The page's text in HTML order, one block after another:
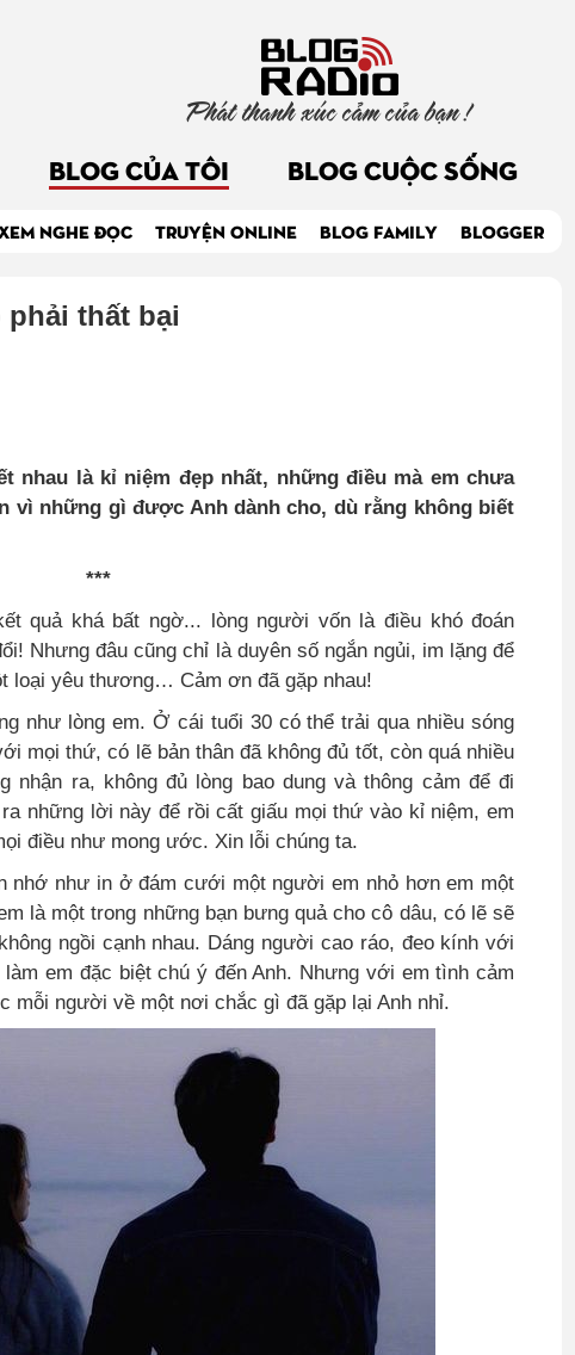
Phát thanh xúc cảm của bạn !
BLOG CỦA TÔI BLOG CUỘC SỐNG
XEM NGHE ĐỌC TRUYỆN ONLINE BLOG FAMILY BLOGGER
thất bại
nhau là kỉ niệm đẹp nhất, những điều mà em chưa
vì những gì được Anh dành cho, dù rằng không biết
***
quả khá bất ngờ... lòng người vốn là điều khó đoán
Nhưng đâu cũng chỉ là duyên số ngắn ngủi, im lặng để
loại yêu thương… Cảm ơn đã gặp nhau!
như lòng em. Ở cái tuổi 30 có thể trải qua nhiều sóng
mọi thứ, có lẽ bản thân đã không đủ tốt, còn quá nhiều
nhận ra, không đủ lòng bao dung và thông cảm để đi
những lời này để rồi cất giấu mọi thứ vào kỉ niệm, em
điều như mong ước. Xin lỗi chúng ta.
nhớ như in ở đám cưới một người em nhỏ hơn em một
là một trong những bạn bưng quả cho cô dâu, có lẽ sẽ
ngồi cạnh nhau. Dáng người cao ráo, đeo kính với
em đặc biệt chú ý đến Anh. Nhưng với em tình cảm
mỗi người về một nơi chắc gì đã gặp lại Anh nhỉ.